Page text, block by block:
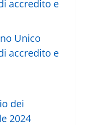
Unico
accredito e